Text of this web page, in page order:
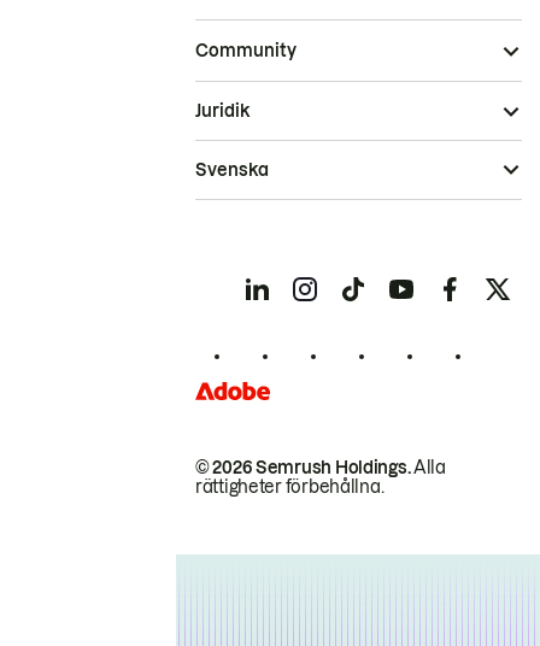
Community
© 2026 Semrush Holdings.Alla
rättigheter förbehållna.
Juridik
Svenska